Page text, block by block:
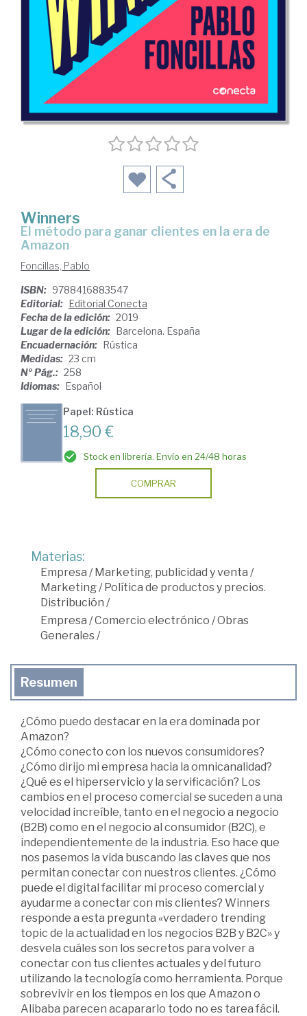
Winners
el método para ganar clientes en la era de
Amazon
Foncillas, Pablo
ISBN: 9788416883547
Editorial: Editorial Conecta
Fecha de la edición: 2019
Lugar de la edición: Barcelona. España
Encuadernación: Rústica
Medidas: 23 cm
Nº Pág.: 258
Idiomas: Español
Papel: Rústica
18,90 €
Stock en librería. Envío en 24/48 horas
COMPRAR
Materias:
Empresa /Marketing, publicidad y venta /
Marketing/Política de productos y precios.
Distribución /
Empresa /Comercio electrónico /Obras
Generales/
Resumen
¿Cómo puedo destacar en la era dominada por
Amazon?
¿Cómo conecto con los nuevos consumidores?
¿Cómo dirijo mi empresa hacia la omnicanalidad?
¿Qué es el hiperservicio y la servificación? Los
cambios en el proceso comercial se suceden a una
velocidad increíble, tanto en el negocio a negocio
(B2B) como en el negocio al consumidor (B2C), e
independientemente de la industria. Eso hace que
nos pasemos la vida buscando las claves que nos
permitan conectar con nuestros clientes. ¿Cómo
puede el digital facilitar mi proceso comercial y
ayudarme a conectar con mis clientes? Winners
responde a esta pregunta «verdadero trending
topic de la actualidad en los negocios B2B y B2C» y
desvela cuáles son los secretos para volver a
conectar con tus clientes actuales y del futuro
utilizando la tecnología como herramienta. Porque
sobrevivir en los tiempos en los que Amazon o
Alibaba parecen acapararlo todo no es tarea fácil.